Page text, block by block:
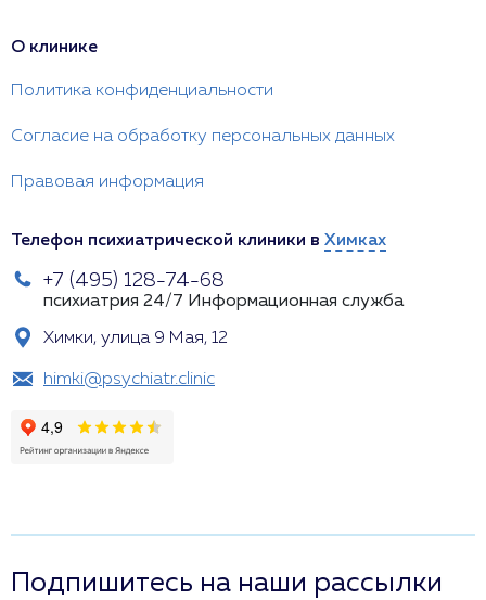
О клинике
Политика конфиденциальности
Согласие на обработку персональных данных
Правовая информация
Телефон психиатрической клиники в Химках
+7 (495) 128-74-68
психиатрия 24/7 Информационная служба
Химки, улица 9 Мая, 12
himki@psychiatr.clinic
Подпишитесь на наши рассылки